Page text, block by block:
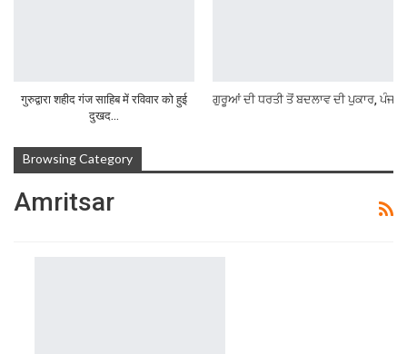
गुरुद्वारा शहीद गंज साहिब में रविवार को हुई
दुखद…
ਗੁਰੂਆਂ ਦੀ ਧਰਤੀ ਤੋਂ ਬਦਲਾਵ ਦੀ ਪੁਕਾਰ,
Browsing Category
Amritsar